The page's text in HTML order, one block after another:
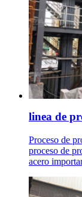
linea de
Proceso de
proceso de
acero